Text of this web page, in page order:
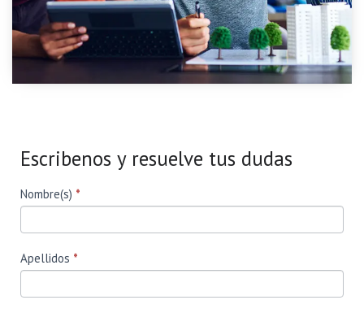
Escribenos y resuelve tus dudas
Form
Ecuador
Nombre(s) *
Apellidos *
Si eres
humano,
este
en
blanco.